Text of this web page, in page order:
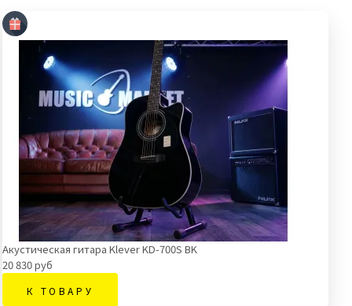
Акустическая гитара Klever KD-700S BK
20 830 руб
К ТОВАРУ